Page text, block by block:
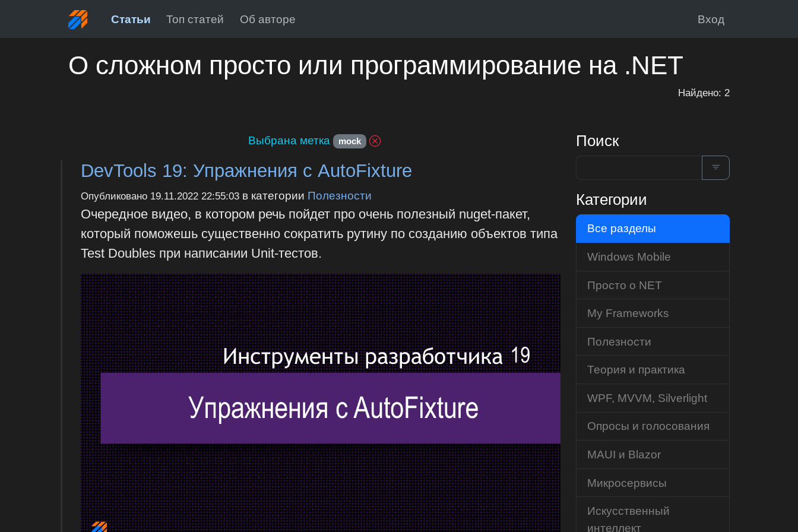
Статьи Топ статей Об авторе Вход
О сложном просто или программирование на .NET
Найдено: 2
Выбрана метка mock
DevTools 19: Упражнения с AutoFixture
Опубликовано 19.11.2022 22:55:03в категории Полезности
Очередное видео, в котором речь пойдет про очень полезный nuget-пакет,
который поможешь существенно сократить рутину по созданию объектов типа
Test Doubles при написании Unit-тестов.
Поиск
Категории
Все разделы
Windows Mobile
Просто о NET
My Frameworks
Полезности
Теория и практика
WPF, MVVM, Silverlight
Опросы и голосования
MAUI и Blazor
Микросервисы
Искусственный
интеллект